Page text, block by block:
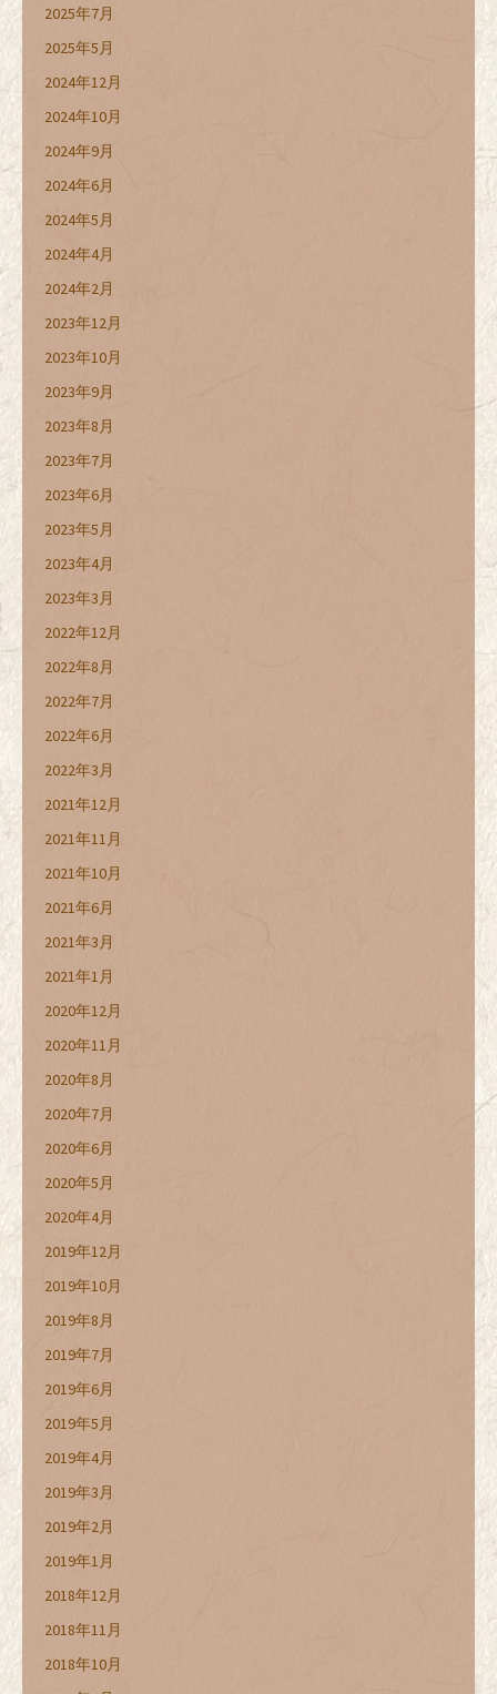
2025年7月
2025年5月
2024年12月
2024年10月
2024年9月
2024年6月
2024年5月
2024年4月
2024年2月
2023年12月
2023年10月
2023年9月
2023年8月
2023年7月
2023年6月
2023年5月
2023年4月
2023年3月
2022年12月
2022年8月
2022年7月
2022年6月
2022年3月
2021年12月
2021年11月
2021年10月
2021年6月
2021年3月
2021年1月
2020年12月
2020年11月
2020年8月
2020年7月
2020年6月
2020年5月
2020年4月
2019年12月
2019年10月
2019年8月
2019年7月
2019年6月
2019年5月
2019年4月
2019年3月
2019年2月
2019年1月
2018年12月
2018年11月
2018年10月